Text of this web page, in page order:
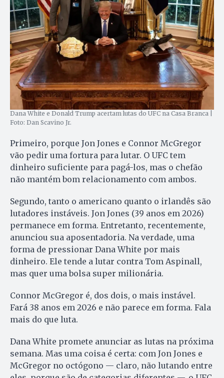
Dana White e Donald Trump acertam lutas do UFC na Casa Branca |
Foto: Dan Scavino Jr.
Primeiro, porque Jon Jones e Connor McGregor
vão pedir uma fortura para lutar. O UFC tem
dinheiro suficiente para pagá-los, mas o chefão
não mantém bom relacionamento com ambos.
Segundo, tanto o americano quanto o irlandês são
lutadores instáveis. Jon Jones (39 anos em 2026)
permanece em forma. Entretanto, recentemente,
anunciou sua aposentadoria. Na verdade, uma
forma de pressionar Dana White por mais
dinheiro. Ele tende a lutar contra Tom Aspinall,
mas quer uma bolsa super milionária.
Connor McGregor é, dos dois, o mais instável.
Fará 38 anos em 2026 e não parece em forma. Fala
mais do que luta.
Dana White promete anunciar as lutas na próxima
semana. Mas uma coisa é certa: com Jon Jones e
McGregor no octógono — claro, não lutando entre